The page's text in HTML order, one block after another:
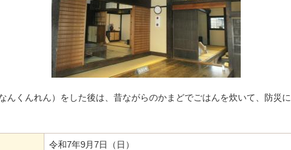
んくんれん）をした後は、昔ながらのかまどでごはんを炊いて、防災
令和7年9月7日（日）